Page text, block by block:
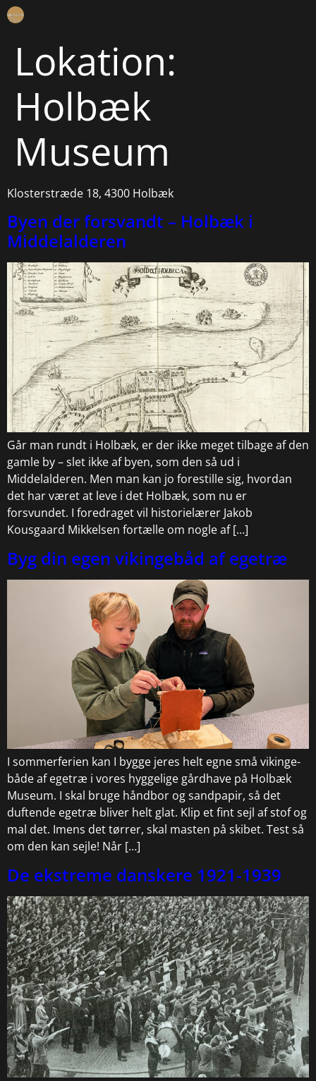
Lokation:
Holbæk
Museum
Klosterstræde 18, 4300 Holbæk
Byen der forsvandt – Holbæk i
Middelalderen
Går man rundt i Holbæk, er der ikke meget tilbage af den
gamle by – slet ikke af byen, som den så ud i
Middelalderen. Men man kan jo forestille sig, hvordan
det har været at leve i det Holbæk, som nu er
forsvundet. I foredraget vil historielærer Jakob
Kousgaard Mikkelsen fortælle om nogle af […]
Byg din egen vikingebåd af egetræ
I sommerferien kan I bygge jeres helt egne små vikinge-
både af egetræ i vores hyggelige gårdhave på Holbæk
Museum. I skal bruge håndbor og sandpapir, så det
duftende egetræ bliver helt glat. Klip et fint sejl af stof og
mal det. Imens det tørrer, skal masten på skibet. Test så
om den kan sejle! Når […]
De ekstreme danskere 1921-1939